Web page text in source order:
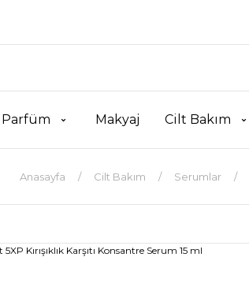
Parfüm Makyaj Cilt Bakım
Anasayfa Cilt Bakım Serumlar